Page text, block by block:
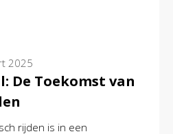
2025
De Toekomst van
rijden is in een